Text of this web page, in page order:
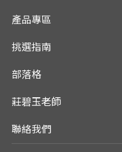
產品專區
挑選指南
部落格
莊碧玉老師
聯絡我們